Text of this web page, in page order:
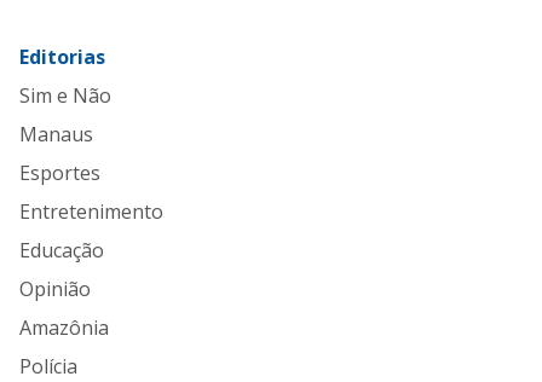
Editorias
Sim e Não
Manaus
Esportes
Entretenimento
Educação
Opinião
Amazônia
Polícia